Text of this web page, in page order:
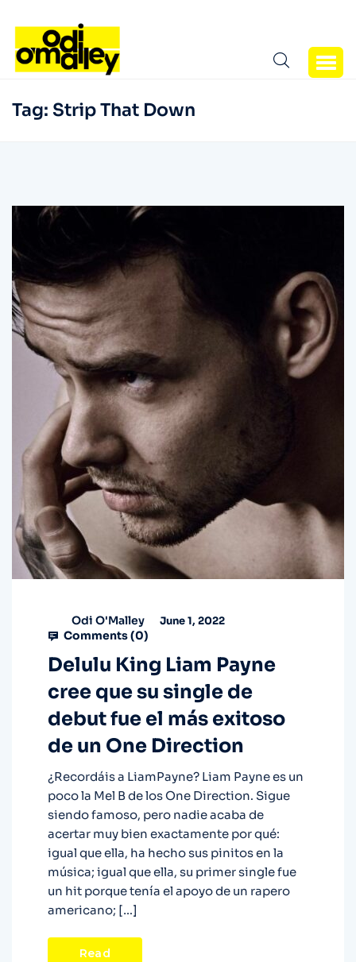
Tag: Strip That Down
Odi O'Malley June 1, 2022
Comments (0)
Delulu King Liam Payne
cree que su single de
debut fue el más exitoso
de un One Direction
¿Recordáis a LiamPayne? Liam Payne es un
poco la Mel B de los One Direction. Sigue
siendo famoso, pero nadie acaba de
acertar muy bien exactamente por qué:
igual que ella, ha hecho sus pinitos en la
música; igual que ella, su primer single fue
un hit porque tenía el apoyo de un rapero
americano; […]
Read